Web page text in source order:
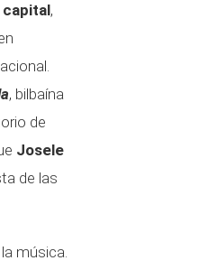
capital,
, bilbaína
de
Josele
de las
música.